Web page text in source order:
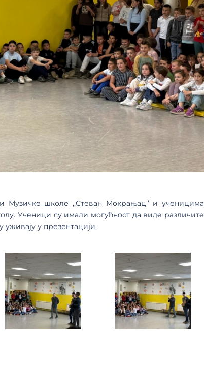
школе ,,Стеван Мокрањац’’ и ученицима
Ученици су имали могућност да виде различите
уживају у презентацији.